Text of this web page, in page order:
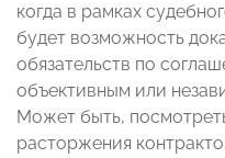
когда в рамках
будет возможность
обязательств по
объективным или
Может быть,
расторжения